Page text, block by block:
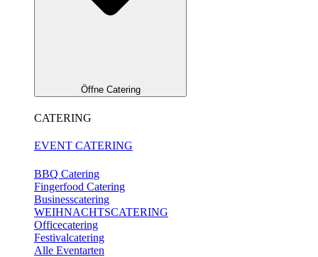
Öffne Catering
CATERING
EVENT CATERING
BBQ Catering
Fingerfood Catering
Businesscatering
WEIHNACHTSCATERING
Officecatering
Festivalcatering
Alle Eventarten